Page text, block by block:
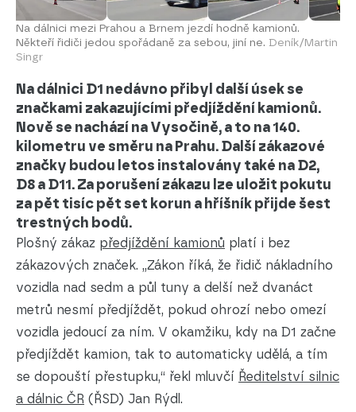
Na dálnici mezi Prahou a Brnem jezdí hodně kamionů.
Někteří řidiči jedou spořádaně za sebou, jiní ne. Deník/Martin
Singr
Na dálnici D1 nedávno přibyl další úsek se
značkami zakazujícími předjíždění kamionů.
Nově se nachází na Vysočině, a to na 140.
kilometru ve směru na Prahu. Další zákazové
značky budou letos instalovány také na D2,
D8 a D11. Za porušení zákazu lze uložit pokutu
za pět tisíc pět set korun a hříšník přijde šest
trestných bodů.
Plošný zákaz předjíždění kamionů platí i bez
zákazových značek. „Zákon říká, že řidič nákladního
vozidla nad sedm a půl tuny a delší než dvanáct
metrů nesmí předjíždět, pokud ohrozí nebo omezí
vozidla jedoucí za ním. V okamžiku, kdy na D1 začne
předjíždět kamion, tak to automaticky udělá, a tím
se dopouští přestupku,“ řekl mluvčí Ředitelství silnic
a dálnic ČR (ŘSD) Jan Rýdl.